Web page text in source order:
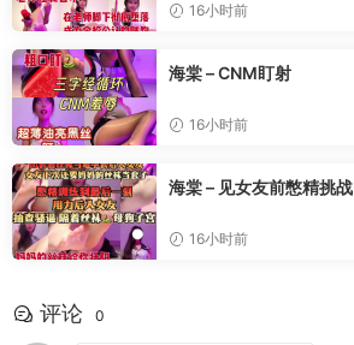
16小时前
海棠 – CNM盯射
16小时前
海棠 – 见女友前憋精挑战
16小时前
评论 0